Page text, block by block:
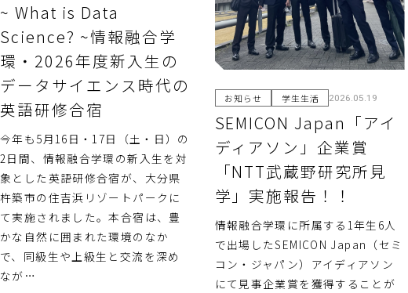
~ What is Data
Science? ~情報融合学
環・2026年度新入生の
データサイエンス時代の
英語研修合宿
今年も5月16日・17日（土・日）の
2日間、情報融合学環の新入生を対
象とした英語研修合宿が、大分県
杵築市の住吉浜リゾートパークに
て実施されました。本合宿は、豊
かな自然に囲まれた環境のなか
で、同級生や上級生と交流を深め
なが…
お知らせ 学生生活 2026.05.19
SEMICON Japan「アイ
ディアソン」企業賞
「NTT武蔵野研究所見
学」実施報告！！
情報融合学環に所属する1年生6人
で出場したSEMICON Japan（セミ
コン・ジャパン）アイディアソン
にて見事企業賞を獲得することが